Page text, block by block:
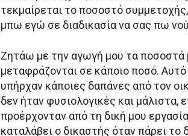
τεκμαίρεται το ποσοστό
μπω εγώ σε διαδικασία να σας πω
Ζητάω με την αγωγή μου τα ποσοστά
μεταφράζονται σε κάποιο ποσό.
υπήρχαν κάποιες δαπάνες από τον
δεν ήταν φυσιολογικές και μάλιστα,
προέρχονταν από τη δική μου
καταλάβει ο δικαστής όταν πάρει το